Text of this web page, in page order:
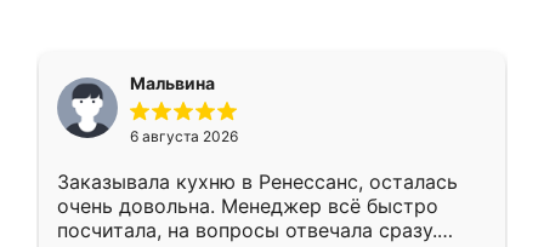
Мальвина
6 августа 2026
Заказывала кухню в Ренессанс, осталась
очень довольна. Менеджер всё быстро
посчитала, на вопросы отвечала сразу.